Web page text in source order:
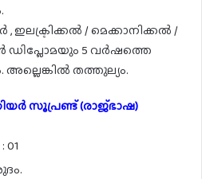
, ഇലക്ട്രിക്കൽ / മെക്കാനിക്കൽ /
5 വർഷത്തെ
തത്തുല്യം.
സൂപ്രണ്ട് (രാജ്ഭാഷ)